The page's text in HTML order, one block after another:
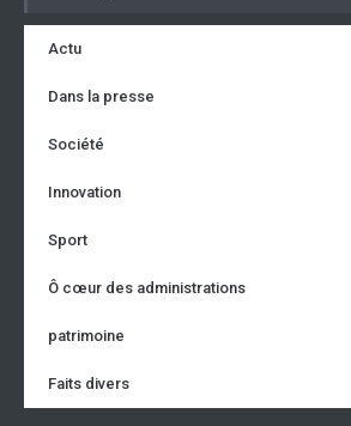
Actu
Dans la presse
Société
Innovation
Sport
Ô cœur des administrations
patrimoine
Faits divers